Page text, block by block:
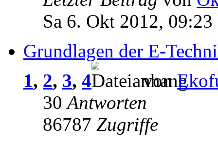
Sa 6. Okt 2012, 09:23
Grundlagen der E-
1, 2, 3, 4 von
30Antworten
86787 Zugriffe